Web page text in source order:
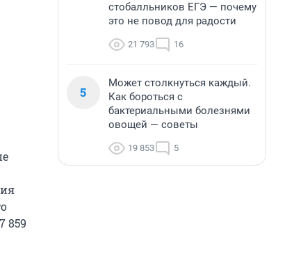
859
стобалльников ЕГЭ — почему
это не повод для радости
21 793 16
5
Может столкнуться каждый.
Как бороться с
бактериальными болезнями
овощей — советы
19 853 5